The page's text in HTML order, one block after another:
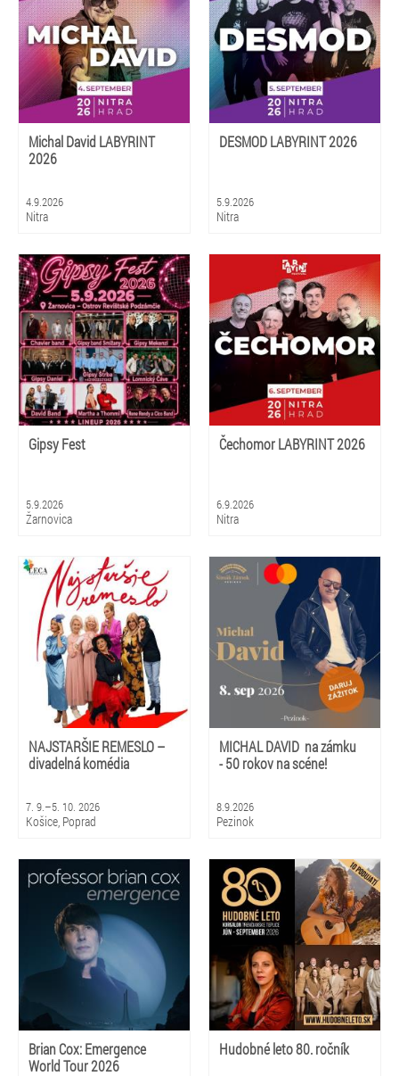
Michal David LABYRINT
2026
4.9.2026
Nitra
DESMOD LABYRINT 2026
5.9.2026
Nitra
Gipsy Fest
5.9.2026
Žarnovica
Čechomor LABYRINT 2026
6.9.2026
Nitra
NAJSTARŠIE REMESLO –
divadelná komédia
7. 9.–5. 10. 2026
Košice, Poprad
MICHAL DAVID na zámku
- 50 rokov na scéne!
8.9.2026
Pezinok
Brian Cox: Emergence
World Tour 2026
Hudobné leto 80. ročník